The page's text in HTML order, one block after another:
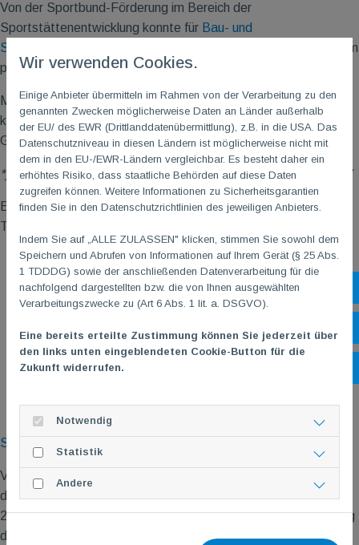
Von der Sportbund-Förderung im Bereich der
Sportstättenentwicklung konnte für Bau- und
Sanierungsmaßnahmen
Gonsenheim
partizipieren.
Mit 8 Vereinsstimmen (abhängig von der Mitgliederanzahl*)
konnte euer 1. Vorsitzender, Andreas Maurer, eure TG M
Gonsenheim gut vertreten.
*) siehe auch“TGMMitgliederversammlung 2026 – Rückblick”
Eine Präsentation des Sportbundes zeigte u.a. die aktuelle
TG
Quelle:
Sportkreistag_Sportbund Rheinhessen_2026_MZ
Vorstand Thorsten Richter informierte die Anwesenden über
das Vorhaben, die Mitgliedsbeiträge des Sportbundes, seit
2014 unverändert, auf der anstehenden Mitgliederversammlung
des Sportbundes Rheinhessen am 15.08.2026 beim TV Ober-
Wir verwenden Cookies.
Einige Anbieter übermitteln im Rahmen von der Verarbeitung zu den
genannten Zwecken möglicherweise Daten an Länder außerhalb
der EU/ des EWR (Drittlanddatenübermittlung), z.B. in die USA. Das
Datenschutzniveau in diesen Ländern ist möglicherweise nicht mit
dem in den EU-/EWR-Ländern vergleichbar. Es besteht daher ein
erhöhtes Risiko, dass staatliche Behörden auf diese Daten
zugreifen können. Weitere Informationen zu Sicherheitsgarantien
finden Sie in den Datenschutzrichtlinien des jeweiligen Anbieters.
Indem Sie auf „ALLE ZULASSEN" klicken, stimmen Sie sowohl dem
Speichern und Abrufen von Informationen auf Ihrem Gerät (§ 25 Abs.
1 TDDDG) sowie der anschließenden Datenverarbeitung für die
nachfolgend dargestellten bzw. die von Ihnen ausgewählten
Verarbeitungszwecke zu (Art 6 Abs. 1 lit. a. DSGVO).
Eine bereits erteilte Zustimmung können Sie jederzeit über
den links unten eingeblendeten Cookie-Button für die
Zukunft widerrufen.
Notwendig
Statistik
Andere